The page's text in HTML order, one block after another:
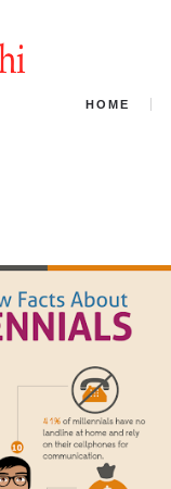
HOME